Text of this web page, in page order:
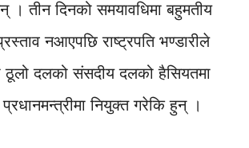
। तीन दिनको समयावधिमा बहुमतीय
नआएपछि राष्ट्रपति भण्डारीले
दलको संसदीय दलको हैसियतमा
नियुक्त गरेकि हुन् ।